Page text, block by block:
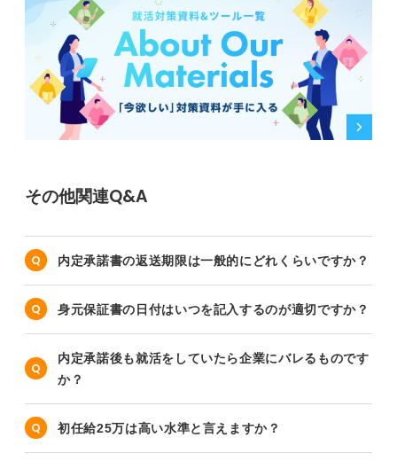
その他関連Q&A
内定承諾書の返送期限は一般的にどれくらいですか？
身元保証書の日付はいつを記入するのが適切ですか？
内定承諾後も就活をしていたら企業にバレるものです
か？
初任給25万は高い水準と言えますか？